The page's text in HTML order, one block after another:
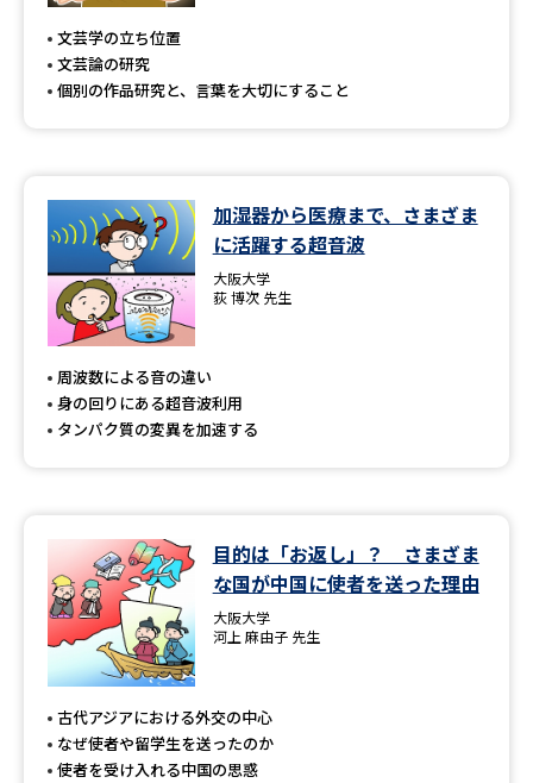
文芸学の立ち位置
文芸論の研究
個別の作品研究と、言葉を大切にすること
加湿器から医療まで、さまざま
に活躍する超音波
大阪大学
荻 博次 先生
周波数による音の違い
身の回りにある超音波利用
タンパク質の変異を加速する
目的は「お返し」？ さまざま
な国が中国に使者を送った理由
大阪大学
河上 麻由子 先生
古代アジアにおける外交の中心
なぜ使者や留学生を送ったのか
使者を受け入れる中国の思惑